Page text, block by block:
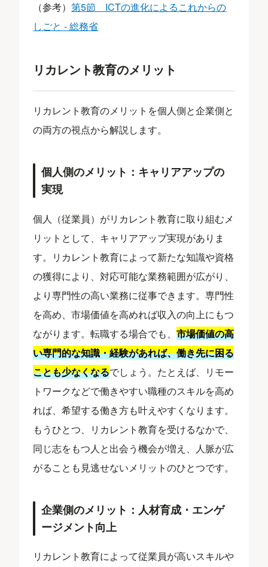
（参考）第5節 ICTの進化によるこれからの
しごと - 総務省
リカレント教育のメリット
リカレント教育のメリットを個人側と企業側と
の両方の視点から解説します。
個人側のメリット：キャリアアップの
実現
個人（従業員）がリカレント教育に取り組むメ
リットとして、キャリアアップ実現がありま
す。リカレント教育によって新たな知識や資格
の獲得により、対応可能な業務範囲が広がり、
より専門性の高い業務に従事できます。専門性
を高め、市場価値を高めれば収入の向上にもつ
ながります。転職する場合でも、市場価値の高
い専門的な知識・経験があれば、働き先に困る
ことも少なくなるでしょう。たとえば、リモー
トワークなどで働きやすい職種のスキルを高め
れば、希望する働き方も叶えやすくなります。
もうひとつ、リカレント教育を受けるなかで、
同じ志をもつ人と出会う機会が増え、人脈が広
がることも見逃せないメリットのひとつです。
企業側のメリット：人材育成・エンゲ
ージメント向上
リカレント教育によって従業員が高いスキルや